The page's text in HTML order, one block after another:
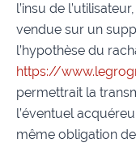
l’insu de
vendue sur un
l’hypothèse du
https://
permettrait la
l’éventuel
même obligation